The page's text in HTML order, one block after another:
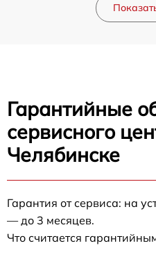
Гарантийные
сервисного
Челябинске
Гарантия от сервиса: на
— до 3 месяцев.
Что считается